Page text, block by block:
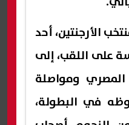
الأرجنتين، أحد
على اللقب، إلى
المصري ومواصلة
في البطولة،